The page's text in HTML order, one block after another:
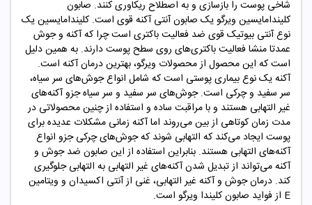
شاخی پوست را بازسازی و به اصطلاح ریکاوری کنند. صابون
کلیندامایسین ویرگو یک صابون آنتی آکنه قوی است. کلیندامایسین یک
نوع آنتی بیوتیک قوی ضد فعالیت باکتری است چرا که آکنه و جوش
عمدتا منشا فعالیت باکتری‌های روی سطح پوست دارند. به همین دلیل
است که این محصول از محصولات ویرگو، بهترین درمان آکنه است.
آکنه یک نوع بیماری پوستی است که شامل انواع جوش‌های سر سیاه،
سر سفید و چرکی است. جوش‌های سر سفید و سر سیاه جزو آکنه‌های
غیر التهابی هستند و با مراقبت ساده و استفاده از چنین محصولاتی در
مدت زمان کوتاهی از بین می‌روند اما آکنه زمانی مشکلات عدیده برای
پوست ایجاد می‌کند که التهابی شوند که جوش‌های چرکی جزو انواع
آکنه‌های التهابی هستند. بنابراین استفاده از این صابون ضد جوش و
آکنه می‌تواند از تبدیل شدن آکنه‌های غیر التهابی به التهابی جلوگیری
کند. درمان جوش‌ و آکنه غیر التهابی، غنی از آنتی اکسیدان و ویتامین
E از فواید صابون کلیندا ویرگو است.